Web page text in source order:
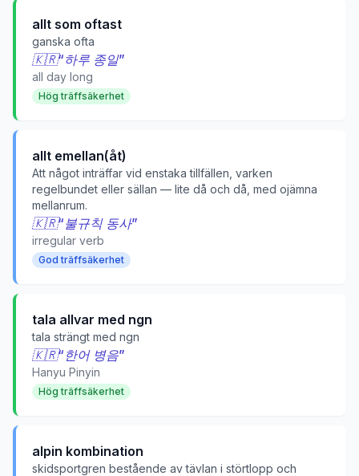
allt som oftast
ganska ofta
🇰🇷“하루 종일”
all day long
Hög träffsäkerhet
allt emellan(åt)
Att något inträffar vid enstaka tillfällen, varken
regelbundet eller sällan — lite då och då, med ojämna
mellanrum.
🇰🇷“불규칙 동사”
irregular verb
God träffsäkerhet
tala allvar med ngn
tala strängt med ngn
🇰🇷“ 한어 병음”
Hanyu Pinyin
Hög träffsäkerhet
alpin kombination
skidsportgren bestående av tävlan i störtlopp och